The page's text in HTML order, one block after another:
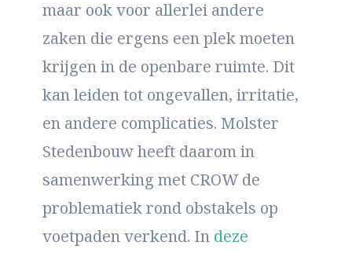
maar ook voor allerlei andere
zaken die ergens een plek moeten
krijgen in de openbare ruimte. Dit
kan leiden tot ongevallen, irritatie,
en andere complicaties. Molster
Stedenbouw heeft daarom in
samenwerking met CROW de
problematiek rond obstakels op
voetpaden verkend. In deze